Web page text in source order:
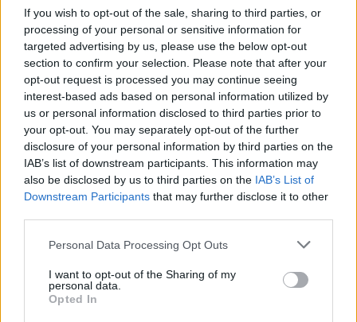
If you wish to opt-out of the sale, sharing to third parties, or
processing of your personal or sensitive information for
targeted advertising by us, please use the below opt-out
section to confirm your selection. Please note that after your
opt-out request is processed you may continue seeing
interest-based ads based on personal information utilized by
us or personal information disclosed to third parties prior to
your opt-out. You may separately opt-out of the further
disclosure of your personal information by third parties on the
IAB’s list of downstream participants. This information may
also be disclosed by us to third parties on the IAB’s List of
Downstream Participants that may further disclose it to other
Personal Data Processing Opt Outs
I want to opt-out of the Sharing of my
personal data.
Opted In
Amire többmillióan vártunk: szombattól másodfokúra
csökken a riasztás
Helyi
Csökkenti Józsefváros az üresen álló lakásállományát